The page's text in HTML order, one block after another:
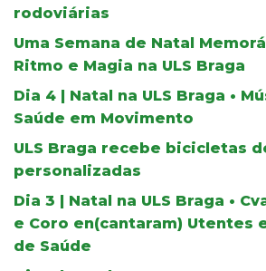
rodoviárias
Uma Semana de Natal
Ritmo e Magia na ULS Braga
Dia 4 | Natal na ULS Braga •
Saúde em Movimento
ULS Braga recebe bicicletas
personalizadas
Dia 3 | Natal na ULS Braga •
e Coro en(cantaram) Utentes
de Saúde